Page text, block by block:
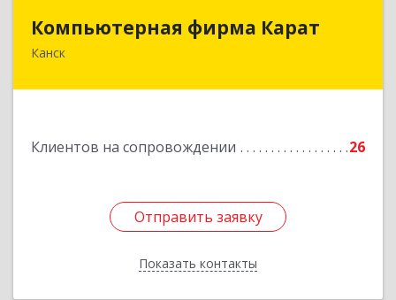
Компьютерная фирма Карат
Канск
Клиентов на сопровождении 26
Отправить заявку
Показать контакты
Компьютерная фирма Карат
Отправить заявку
Назад